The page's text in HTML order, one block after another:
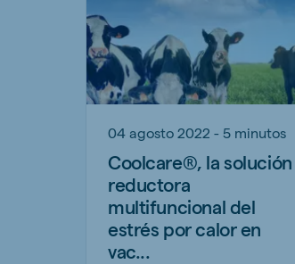
04 agosto 2022 - 5 minutos
Coolcare®, la solución
reductora
multifuncional del
estrés por calor en
vac...